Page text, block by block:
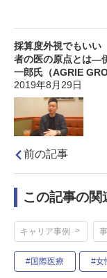
採算度外視でもい
者の医の原点とは―
一郎氏（AGRIE
2019年8月29日
前の記事
この記事の関
キャリア事例
#国際医療 #女